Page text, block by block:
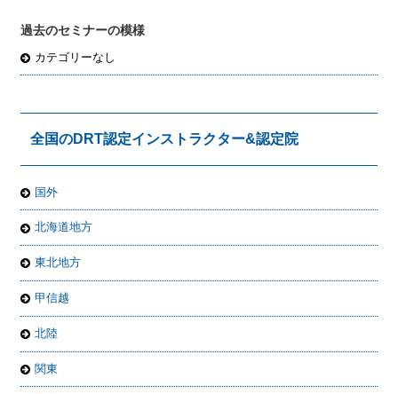
過去のセミナーの模様
カテゴリーなし
全国のDRT認定インストラクター&認定院
国外
北海道地方
東北地方
甲信越
北陸
関東